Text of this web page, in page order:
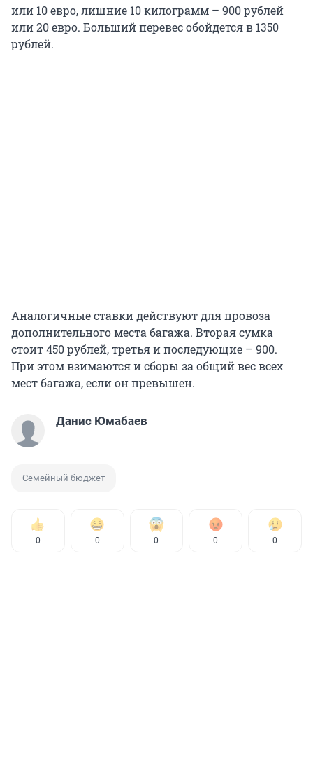
или 10 евро, лишние 10 килограмм – 900 рублей
или 20 евро. Больший перевес обойдется в 1350
рублей.
Аналогичные ставки действуют для провоза
дополнительного места багажа. Вторая сумка
стоит 450 рублей, третья и последующие – 900.
При этом взимаются и сборы за общий вес всех
мест багажа, если он превышен.
Данис Юмабаев
Семейный бюджет
0 0 0 0 0